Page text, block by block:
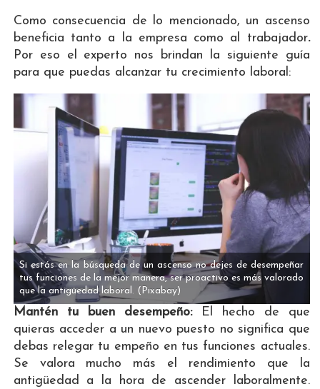
Como consecuencia de lo mencionado, un ascenso
beneficia tanto a la empresa como al trabajador.
Por eso el experto nos brindan la siguiente guía
para que puedas alcanzar tu crecimiento laboral:
Si estás en la búsqueda de un ascenso no dejes de desempeñar
tus funciones de la mejor manera, ser proactivo es más valorado
que la antigüedad laboral. (Pixabay)
Mantén tu buen desempeño:El hecho de que
quieras acceder a un nuevo puesto no significa que
debas relegar tu empeño en tus funciones actuales.
Se valora mucho más el rendimiento que la
antigüedad a la hora de ascender laboralmente.